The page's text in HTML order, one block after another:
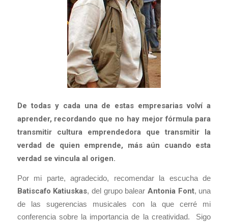
De todas y cada una de estas empresarias volví a
aprender, recordando que no hay mejor fórmula para
transmitir cultura emprendedora que transmitir la
verdad de quien emprende, más aún cuando esta
verdad se vincula al origen.
Por mi parte, agradecido, recomendar la escucha de
Batiscafo Katiuskas, del grupo balearAntonia Font, una
de las sugerencias musicales con la que cerré mi
conferencia sobre la importancia de la creatividad. Sigo